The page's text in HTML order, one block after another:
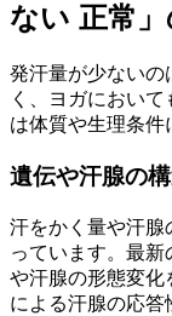
ない 正常
発汗量が少ないの
く、ヨガにおい
は体質や生理条件
遺伝や汗腺の
汗をかく量や汗腺
っています。最
や汗腺の形態変化
による汗腺の応